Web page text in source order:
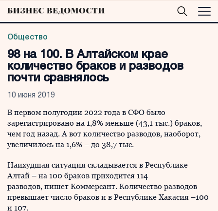
Общество
98 на 100. В Алтайском крае
количество браков и разводов
почти сравнялось
10 июня 2019
В первом полугодии 2022 года в СФО было
зарегистрировано на 1,8% меньше (43,1 тыс.) браков,
чем год назад. А вот количество разводов, наоборот,
увеличилось на 1,6% – до 38,7 тыс.
Наихудшая ситуация складывается в Республике
Алтай – на 100 браков приходится 114
разводов, пишет Коммерсант. Количество разводов
превышает число браков и в Республике Хакасия –100
и 107.